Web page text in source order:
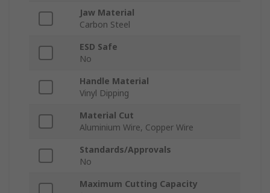
Jaw Material
Carbon Steel
ESD Safe
No
Handle Material
Vinyl Dipping
Material Cut
Aluminium Wire, Copper Wire
Standards/Approvals
No
Maximum Cutting Capacity